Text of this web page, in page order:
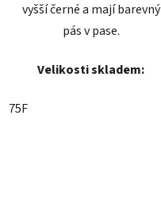
vyšší černé a mají barevný
pás v pase.
Velikosti skladem:
75F